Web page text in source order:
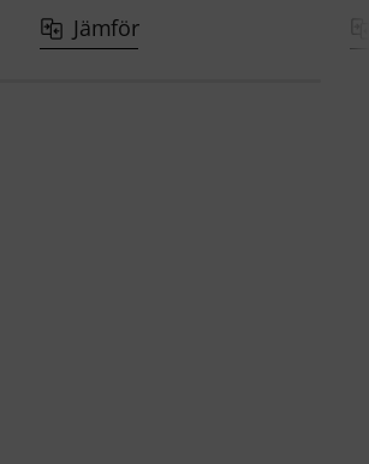
Jämför